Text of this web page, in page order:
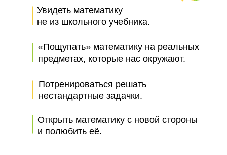
Увидеть математику
не из школьного учебника.
«Пощупать» математику на реальных
предметах, которые нас окружают.
Потренироваться решать
нестандартные задачки.
Открыть математику с новой стороны
и полюбить её.